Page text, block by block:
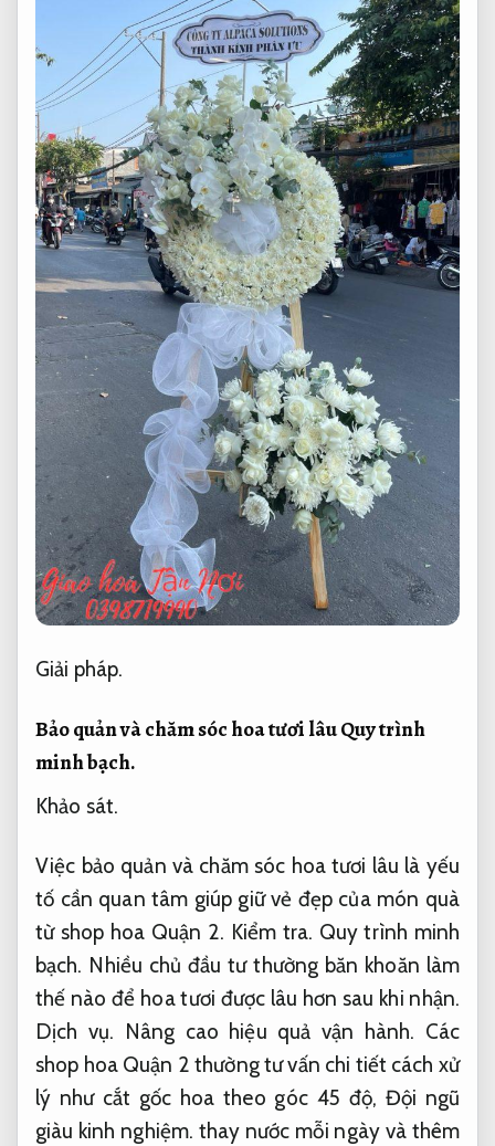
Giải pháp.
Bảo quản và chăm sóc hoa tươi lâuQuy trình
minh bạch.
Khảo sát.
Việc bảo quản và chăm sóc hoa tươi lâu là yếu
tố cần quan tâm giúp giữ vẻ đẹp của món quà
từ shop hoa Quận 2. Kiểm tra. Quy trình minh
bạch. Nhiều chủ đầu tư thường băn khoăn làm
thế nào để hoa tươi được lâu hơn sau khi nhận.
Dịch vụ. Nâng cao hiệu quả vận hành. Các
shop hoa Quận 2 thường tư vấn chi tiết cách xử
lý như cắt gốc hoa theo góc 45 độ, Đội ngũ
giàu kinh nghiệm. thay nước mỗi ngày và thêm